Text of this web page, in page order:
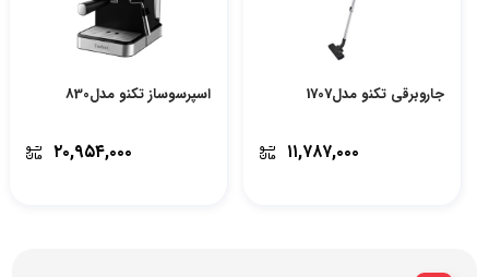
جاروبرقی تکنو مدل1707
۱۱,۷۸۷,۰۰۰
اسپرسوساز تکنو مدل830
۲۰,۹۵۴,۰۰۰